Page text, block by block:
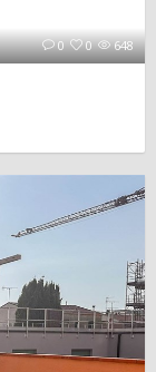
648
0
0